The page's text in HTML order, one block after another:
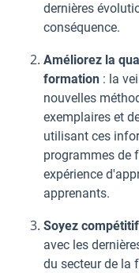
dernières
conséquence.
Améliorez la
formation : la
nouvelles
exemplaires et
utilisant ces
programmes de
expérience
apprenants.
Soyez
avec les
du secteur de la